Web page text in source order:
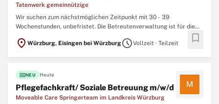
Tatenwerk gemeinnützige
Wir suchen zum nächstmöglichen Zeitpunkt mit 30 - 39
Wochenstunden, unbefristet. Die Betreutenverwaltung ist für die
Verwaltung unserer rund 1.100 Klient:innen im St. Josefs-Stift und
Erthal Sozialwerk zuständig. Wir sind zentraler Ansprechpartner
location_on Würzburg, Eisingen bei WürzburgscheduleVollzeit · Teilzeit bookmark
fiber_newNEU Heute
Pflegefachkraft/ Soziale Betreuung m/w/d
Moveable Care Springerteam im Landkreis Würzburg
M